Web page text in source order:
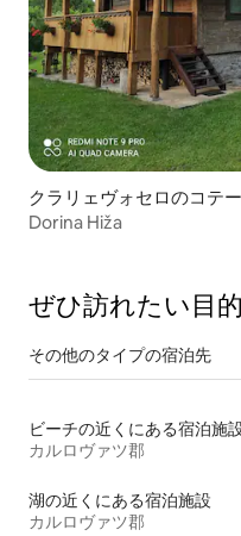
クラリェヴォセロのコテ
Dorina Hiža
ぜひ訪⁠れ⁠た⁠い目⁠
その他のタ⁠イ⁠プ⁠の宿⁠泊⁠先
ビーチの近くにある宿泊施
カルロヴァツ郡
湖の近くにある宿泊施設
カルロヴァツ郡